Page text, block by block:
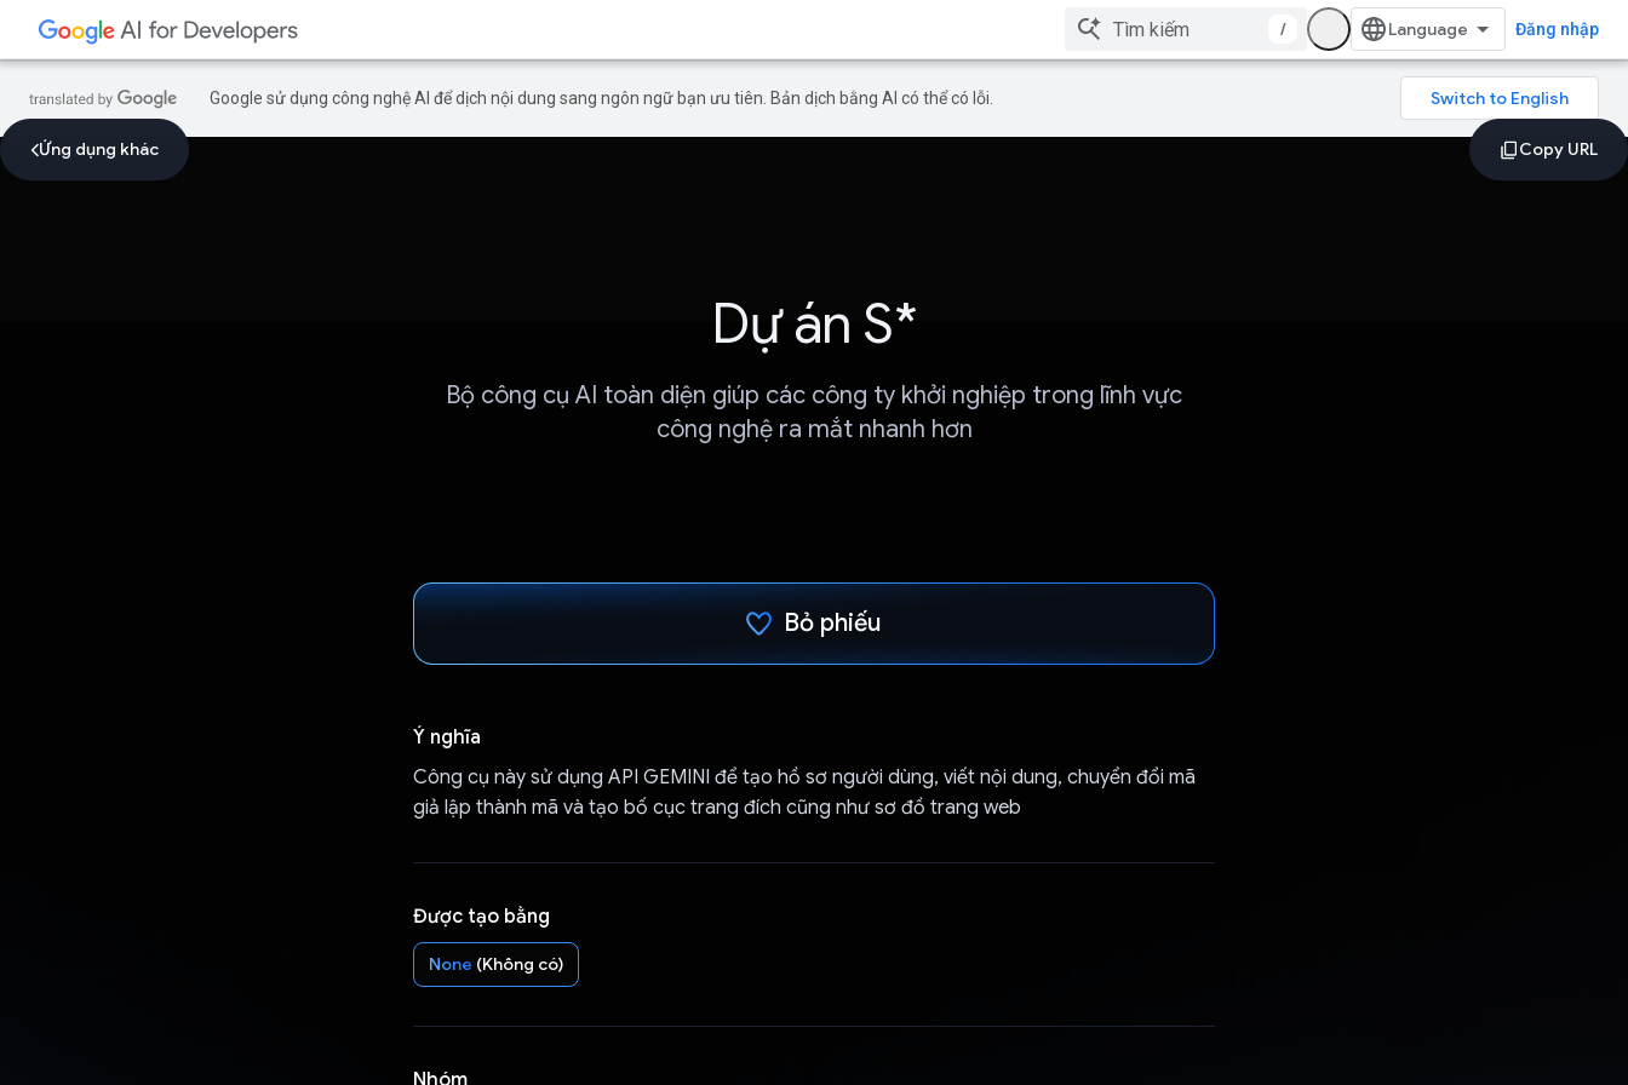
/ Đăng nhập
Google sử dụng công nghệ AI để dịch nội dung sang ngôn ngữ bạn ưu tiên. Bản dịch bằng AI có thể có lỗi.
Ứng dụng khác
Dự án S*
Bộ công cụ AI toàn diện giúp các công ty khởi nghiệp trong lĩnh vực
công nghệ ra mắt nhanh hơn
Bỏ phiếu
Ý nghĩa
Công cụ này sử dụng API GEMINI để tạo hồ sơ người dùng, viết nội dung, chuyển đổi mã
giả lập thành mã và tạo bố cục trang đích cũng như sơ đồ trang web
Được tạo bằng
None (Không có)
Nhóm